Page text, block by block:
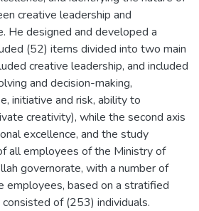
creative leadership and
He designed and developed a
(52) items divided into two main
creative leadership, and included
and decision-making,
initiative and risk, ability to
creativity), while the second axis
excellence, and the study
all employees of the Ministry of
governorate, with a number of
employees, based on a stratified
of (253) individuals.